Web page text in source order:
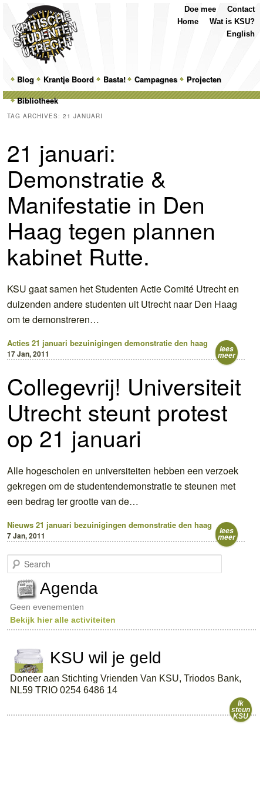
MainSkip
to
primary
Skip
to
secondary
Blog Krantje Boord Basta! Campagnes
Projecten
Bibliotheek
Contact
Doe mee
Wat is KSU?
Home
English
TAG ARCHIVES: 21 JANUARI
21 januari:
Demonstratie &
Manifestatie in Den
Haag tegen plannen
kabinet Rutte.
KSU gaat samen het Studenten Actie Comité Utrecht en
duizenden andere studenten uit Utrecht naar Den Haag
om te demonstreren…
Acties 21 januari bezuinigingen demonstratie den haag
17 Jan, 2011 lees
meer
Collegevrij! Universiteit
Utrecht steunt protest
op 21 januari
Alle hogescholen en universiteiten hebben een verzoek
gekregen om de studentendemonstratie te steunen met
een bedrag ter grootte van de…
Nieuws 21 januari bezuinigingen demonstratie den haag
7 Jan, 2011 lees
meer
h
Agenda
Geen evenementen
Bekijk hier alle activiteiten
KSU wil je geld
Doneer aan Stichting Vrienden Van KSU, Triodos Bank,
NL59 TRIO 0254 6486 14
Ik
steun
KSU